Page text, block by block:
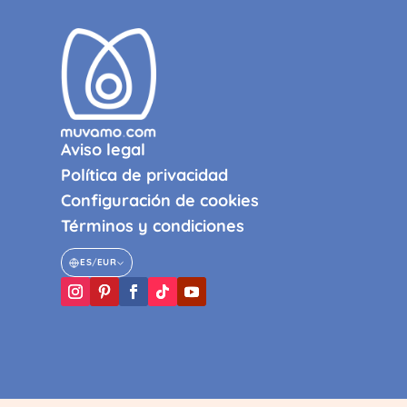
Aviso legal
Política de privacidad
Configuración de cookies
Términos y condiciones
ES/EUR